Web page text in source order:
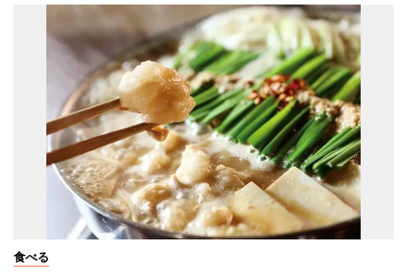
食べる